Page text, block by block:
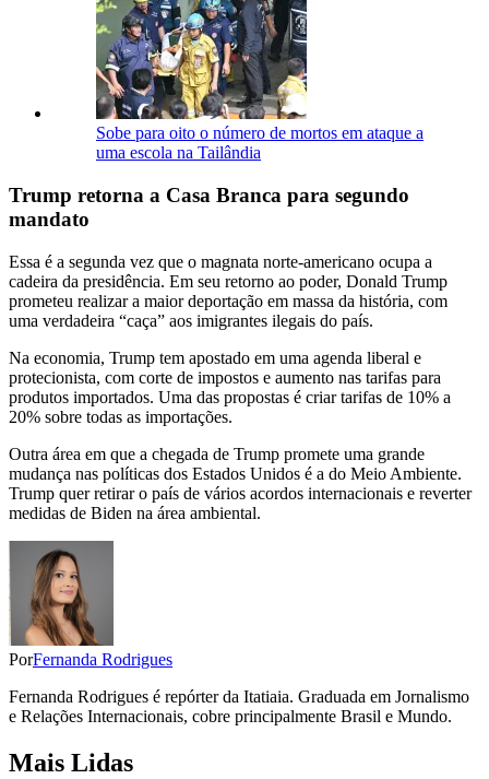
Sobe para oito o número de mortos em ataque a
uma escola na Tailândia
Trump retorna a Casa Branca para segundo
mandato
Essa é a segunda vez que o magnata norte-americano ocupa a
cadeira da presidência. Em seu retorno ao poder, Donald Trump
prometeu realizar a maior deportação em massa da história, com
uma verdadeira “caça” aos imigrantes ilegais do país.
Na economia, Trump tem apostado em uma agenda liberal e
protecionista, com corte de impostos e aumento nas tarifas para
produtos importados. Uma das propostas é criar tarifas de 10% a
20% sobre todas as importações.
Outra área em que a chegada de Trump promete uma grande
mudança nas políticas dos Estados Unidos é a do Meio Ambiente.
Trump quer retirar o país de vários acordos internacionais e reverter
medidas de Biden na área ambiental.
PorFernanda Rodrigues
Fernanda Rodrigues é repórter da Itatiaia. Graduada em Jornalismo
e Relações Internacionais, cobre principalmente Brasil e Mundo.
Mais Lidas